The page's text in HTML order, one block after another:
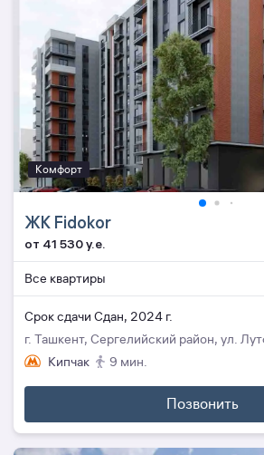
Комфорт
ЖК Fidokor
от 41 530 y.e.
Все квартиры
Cрок сдачи Сдан, 2024 г.
г. Ташкент, Сергелийский район, ул.
Кипчак
9 мин.
Позвонить